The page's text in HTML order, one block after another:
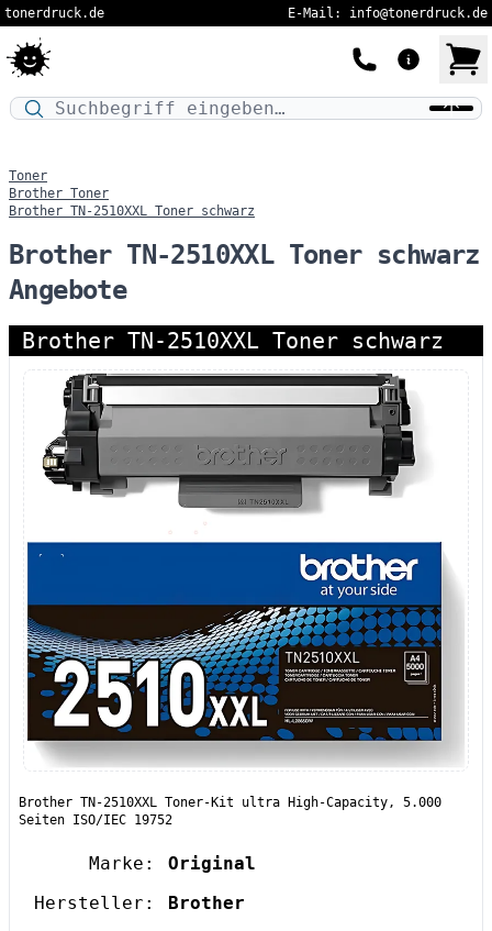
tonerdruck.de E-Mail: info@tonerdruck.de
Druckermodell oder Produktnamen eingeben…
Toner
Brother Toner
Brother TN-2510XXL Toner schwarz
Brother TN-2510XXL Toner schwarz
Angebote
Brother TN-2510XXL Toner schwarz
Brother TN-2510XXL Toner-Kit ultra High-Capacity, 5.000
Seiten ISO/IEC 19752
Marke:
Original
Hersteller:
Brother